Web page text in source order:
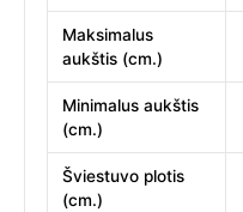
Maksimalus
aukštis (cm.)
Minimalus aukštis
(cm.)
Šviestuvo plotis
(cm.)